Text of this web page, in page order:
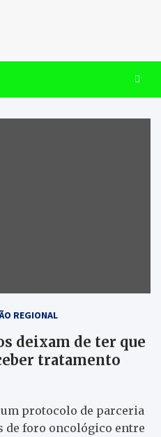
87.7, 106
REGIONAL
deixam de ter que
tratamento
protocolo de parceria
de foro oncológico entre